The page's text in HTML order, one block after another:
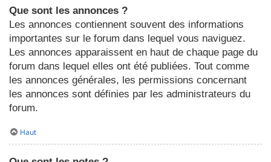
Que sont les annonces ?
Les annonces contiennent souvent des informations
importantes sur le forum dans lequel vous naviguez.
Les annonces apparaissent en haut de chaque page du
forum dans lequel elles ont été publiées. Tout comme
les annonces générales, les permissions concernant
les annonces sont définies par les administrateurs du
forum.
Haut